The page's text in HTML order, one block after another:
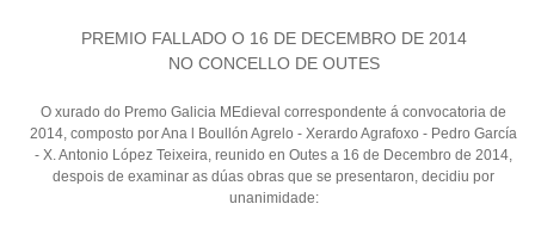
PREMIO FALLADO O 16 DE DECEMBRO DE 2014
NO CONCELLO DE OUTES
O xurado do Premo Galicia MEdieval correspondente á convocatoria de
2014, composto por Ana l Boullón Agrelo - Xerardo Agrafoxo - Pedro García
- X. Antonio López Teixeira, reunido en Outes a 16 de Decembro de 2014,
despois de examinar as dúas obras que se presentaron, decidiu por
unanimidade: